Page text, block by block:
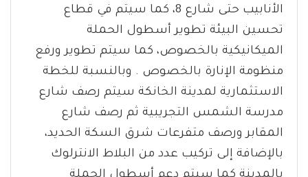
الأنابيب حتى شارع 8، كما سيتم في قطاع
تحسين البيئة تطوير أسطول الحملة
الميكانيكية بالخصوص، كما سيتم تطوير ورفع
منظومة الإنارة بالخصوص . وبالنسبة للخطة
الاستثمارية لمدينة الخانكة سيتم رصف شارع
مدرسة الشمس التجريبية ثم رصف شارع
المقابر ورصف متفرعات شرق السكة الحديد،
بالإضافة إلى تركيب عدد من البلاط الانترلوك